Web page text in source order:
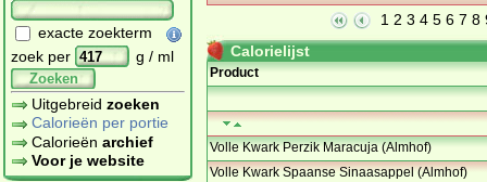
exacte zoekterm
zoek per
g / ml
Zoeken
Uitgebreid zoeken
Calorieën per portie
Calorieën archief
Voor je website
1 2 3 4 5 6 7 8
Calorielijst
Product
Volle Kwark Perzik Maracuja (Almhof)
Volle Kwark Spaanse Sinaasappel (Almhof)